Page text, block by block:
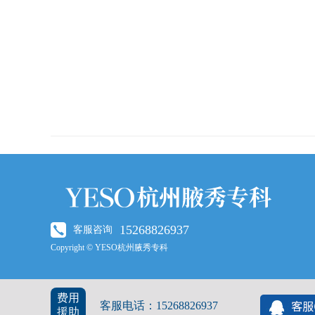
费用
援助
客服电话：15268826937
客服咨询 15268826937
Copyright © YESO杭州腋秀专科